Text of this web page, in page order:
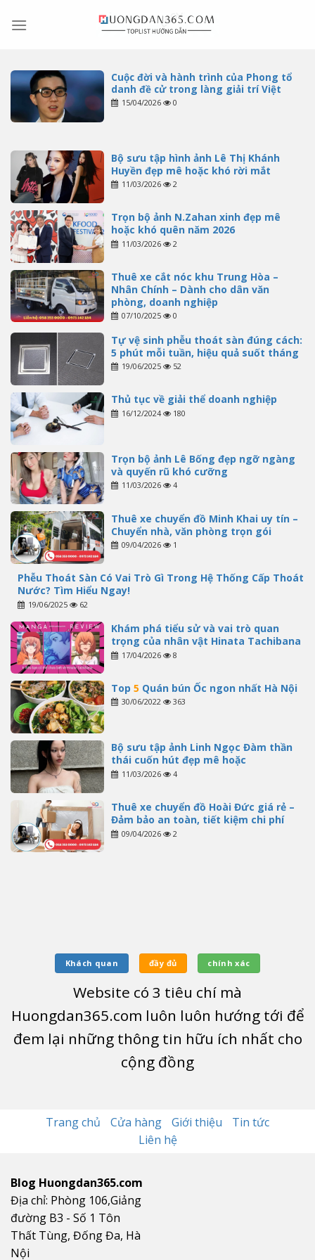
Cuộc đời và hành trình của Phong tổ
danh đề cử trong làng giải trí Việt
15/04/2026 0
Bộ sưu tập hình ảnh Lê Thị Khánh
Huyền đẹp mê hoặc khó rời mắt
11/03/2026 2
Trọn bộ ảnh N.Zahan xinh đẹp mê
hoặc khó quên năm 2026
11/03/2026 2
Thuê xe cắt nóc khu Trung Hòa –
Nhân Chính – Dành cho dân văn
phòng, doanh nghiệp
07/10/2025 0
Tự vệ sinh phễu thoát sàn đúng cách:
5 phút mỗi tuần, hiệu quả suốt tháng
19/06/2025 52
Thủ tục về giải thể doanh nghiệp
16/12/2024 180
Trọn bộ ảnh Lê Bống đẹp ngỡ ngàng
và quyến rũ khó cưỡng
11/03/2026 4
Thuê xe chuyển đồ Minh Khai uy tín –
Chuyển nhà, văn phòng trọn gói
09/04/2026 1
Phễu Thoát Sàn Có Vai Trò Gì Trong Hệ Thống Cấp Thoát
Nước? Tìm Hiểu Ngay!
19/06/2025 62
Khám phá tiểu sử và vai trò quan
trọng của nhân vật Hinata Tachibana
17/04/2026 8
Top 5 Quán bún Ốc ngon nhất Hà Nội
30/06/2022 363
Bộ sưu tập ảnh Linh Ngọc Đàm thần
thái cuốn hút đẹp mê hoặc
11/03/2026 4
Thuê xe chuyển đồ Hoài Đức giá rẻ –
Đảm bảo an toàn, tiết kiệm chi phí
09/04/2026 2
Khách quan đầy đủ chính xác
Website có 3 tiêu chí mà
Huongdan365.com luôn luôn hướng tới để
đem lại những thông tin hữu ích nhất cho
cộng đồng
Trang chủ Cửa hàng Giới thiệu
Tin tức
Liên hệ
Blog Huongdan365.com
Địa chỉ: Phòng 106,Giảng
đường B3 - Số 1 Tôn
Thất Tùng, Đống Đa, Hà
Nội